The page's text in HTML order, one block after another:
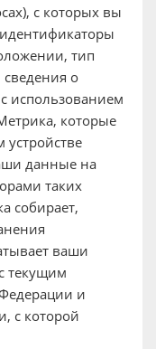
с которых вы
тип
сведения о
использованием
которые
данные на
таких
собирает,
ваши
текущим
и
с которой